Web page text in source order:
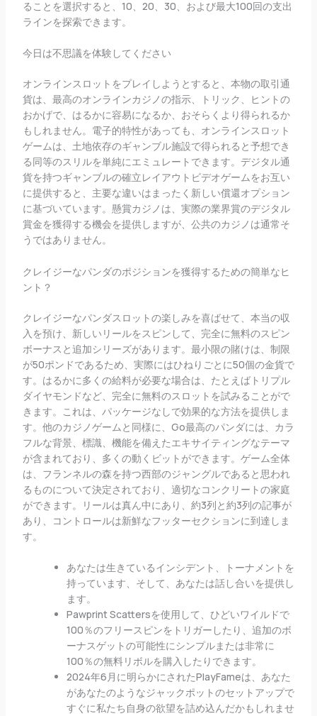
ることを選択すると、10、20、30、および最大100回の支出
ラインを探索できます。
今日は不思議を体験してください
オンラインスロットをプレイしようとすると、本物の取引通
貨は、最高のオンラインカジノの指示、トリック、ヒントの
おかげで、はるかに容易になるか、おそらくより得られるか
もしれません。電子的特性があっても、オンラインスロット
ゲームは、土地依存のギャンブル施設で得られると予想でき
る同等のスリルを単純にエミュレートできます。デジタル通
貨を持つギャンブルの確立レイアウトビデオゲームをお互い
に提供すると、主要な違いはまったく新しい償還オプション
に基づいています。懸賞カジノは、実際の業界賞のデジタル
賞金を獲得する機会を提供しますが、公共のカジノは通常そ
うではありません。
クレイジーなパンダのポジションを獲得するための簡単なヒ
ント？
クレイジーなパンダスロットの楽しみを喜ばせて、本当の収
入を預け、新しいリールをスピンして、完全に無料のスピン
ボーナスと追加シリーズがあります。最小限の賭けは、制限
が50ポンドであるため、実際にはひねりごとに50個の金貨で
す。はるかに多くの給料が必要な場合は、たとえばトリプル
ダイヤモンドなど、完全に無料のスロットを試みることがで
きます。これは、パッケージなしで効果的な方法を提供しま
す。他のカジノゲームと同様に、Go最高のパンダには、カラ
フルな背景、標識、機能を備えたエキサイティングなテーマ
が含まれており、多くの動くビットができます。ゲーム全体
は、フランネルの森を持つ西部のジャングルであると思われ
るものについて決定されており、適切なコンクリートの家庭
ができます。リールは真ん中にあり、約3列と約3列の記事が
あり、コントロールは新鮮なフッターセクションに到達しま
す。
あなたは生きているインシデント、トーナメントを
持っています、そして、あなたは話し合いを提供し
ます。
Pawprint Scattersを使用して、ひどいワイルドで
100％のフリースピンをトリガーしたり、追加のボ
ーナスゲットの可能性にシンプルまたは非常に
100％の無料リボルを購入したりできます。
2024年6月に明らかにされたPlayFameは、あなた
があなたのようなジャックポットのセットアップで
すぐに私たち自身の欲望を詰め込んだかもしれませ